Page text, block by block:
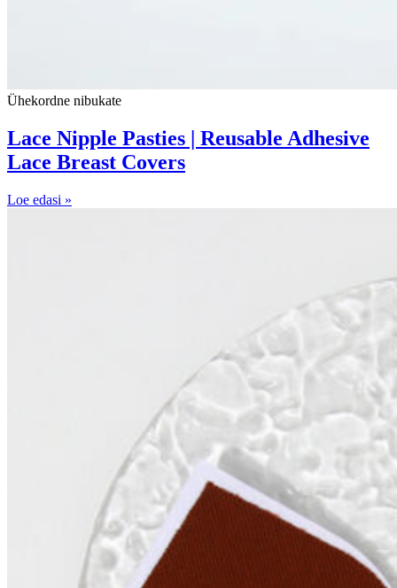
Ühekordne nibukate
Lace Nipple Pasties | Reusable Adhesive
Lace Breast Covers
Loe edasi »